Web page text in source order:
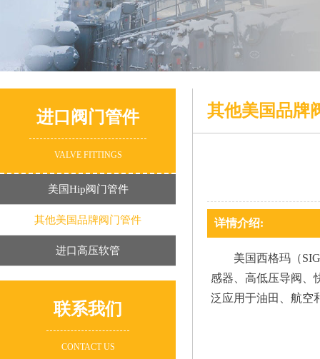
进口阀门管件
VALVE FITTINGS
美国Hip阀门管件
其他美国品牌阀门管件
进口高压软管
联系我们
CONTACT US
其他美国品牌
详情介绍:
美国西格玛（
感器、高低压导阀、
泛应用于油田、航空